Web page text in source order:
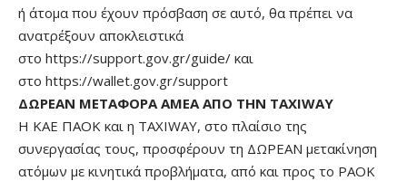
ή άτομα που έχουν πρόσβαση σε αυτό, θα πρέπει να
ανατρέξουν αποκλειστικά
στο https://support.gov.gr/guide/ και
στο https://wallet.gov.gr/support
ΔΩΡΕΑΝ ΜΕΤΑΦΟΡΑ ΑΜΕΑ ΑΠΟ ΤΗΝ TAXIWAY
Η ΚΑΕ ΠΑΟΚ και η TAXIWAY, στο πλαίσιο της
συνεργασίας τους, προσφέρουν τη ΔΩΡΕΑΝ μετακίνηση
ατόμων με κινητικά προβλήματα, από και προς το PAOK